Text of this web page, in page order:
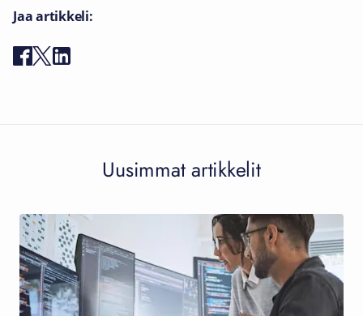
Jaa artikkeli:
Uusimmat artikkelit